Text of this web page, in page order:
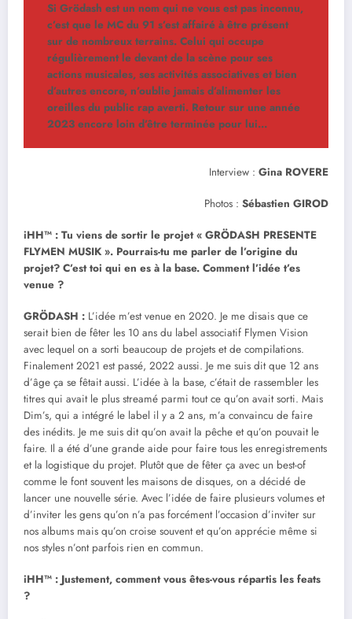
Si Grödash est un nom qui ne vous est pas inconnu,
c’est que le MC du 91 s’est affairé à être présent
sur de nombreux terrains. Celui qui occupe
régulièrement le devant de la scène pour ses
actions musicales, ses activités associatives et bien
d’autres encore, n’oublie jamais d’alimenter les
oreilles du public rap averti. Retour sur une année
2023 encore loin d’être terminée pour lui…
Interview : Gina ROVERE
Photos : Sébastien GIROD
iHH™ : Tu viens de sortir le projet « GRÖDASH PRESENTE
FLYMEN MUSIK ». Pourrais-tu me parler de l’origine du
projet? C’est toi qui en es à la base. Comment l’idée t’es
venue ?
GRÖDASH : L’idée m’est venue en 2020. Je me disais que ce
serait bien de fêter les 10 ans du label associatif Flymen Vision
avec lequel on a sorti beaucoup de projets et de compilations.
Finalement 2021 est passé, 2022 aussi. Je me suis dit que 12 ans
d’âge ça se fêtait aussi. L’idée à la base, c’était de rassembler les
titres qui avait le plus streamé parmi tout ce qu’on avait sorti. Mais
Dim’s, qui a intégré le label il y a 2 ans, m’a convaincu de faire
des inédits. Je me suis dit qu’on avait la pêche et qu’on pouvait le
faire. Il a été d’une grande aide pour faire tous les enregistrements
et la logistique du projet. Plutôt que de fêter ça avec un best-of
comme le font souvent les maisons de disques, on a décidé de
lancer une nouvelle série. Avec l’idée de faire plusieurs volumes et
d’inviter les gens qu’on n’a pas forcément l’occasion d’inviter sur
nos albums mais qu’on croise souvent et qu’on apprécie même si
nos styles n’ont parfois rien en commun.
iHH™ : Justement, comment vous êtes-vous répartis les feats
?